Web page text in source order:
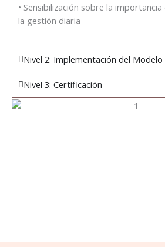
• Sensibilización sobre la
la gestión diaria
Nivel 2: Implementación del Modelo
Nivel 3: Certificación